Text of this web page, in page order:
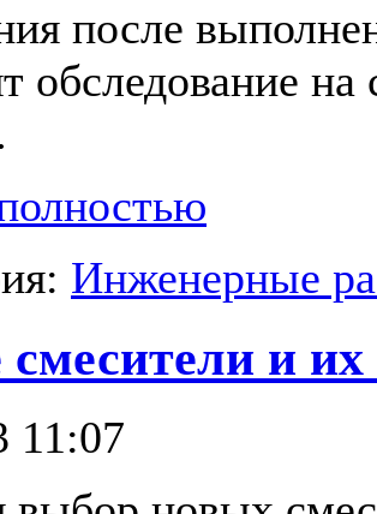
после
обследование
Инженерные
и
11:07